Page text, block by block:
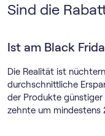
Sind die
Ist am Black
Die Realität ist
durchschnittliche
der Produkte günstiger
zehnte um mindestens